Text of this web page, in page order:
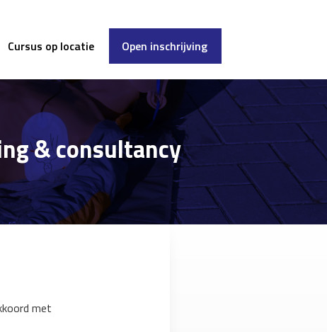
Cursus op locatie Open inschrijving
& consultancy
met